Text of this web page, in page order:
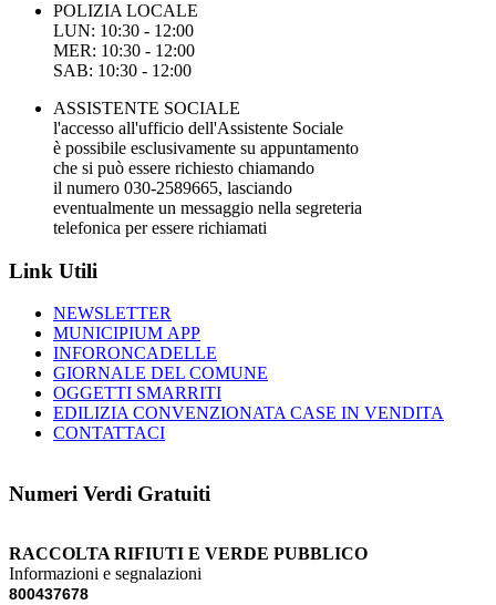
POLIZIA LOCALE
LUN: 10:30 - 12:00
MER: 10:30 - 12:00
SAB: 10:30 - 12:00
ASSISTENTE SOCIALE
l'accesso all'ufficio dell'Assistente Sociale
è possibile esclusivamente su appuntamento
che si può essere richiesto chiamando
il numero 030-2589665, lasciando
eventualmente un messaggio nella segreteria
telefonica per essere richiamati
Link Utili
NEWSLETTER
MUNICIPIUM APP
INFORONCADELLE
GIORNALE DEL COMUNE
OGGETTI SMARRITI
EDILIZIA CONVENZIONATA CASE IN VENDITA
CONTATTACI
Numeri Verdi Gratuiti
RACCOLTA RIFIUTI E VERDE PUBBLICO
Informazioni e segnalazioni
800437678